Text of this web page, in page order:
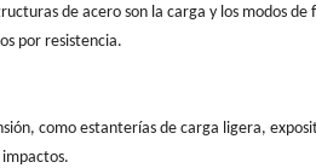
de acero son la carga y los modos
por resistencia.
como estanterías de carga ligera,